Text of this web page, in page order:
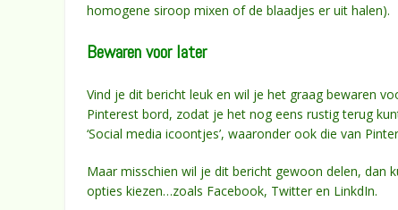
homogene siroop mixen of de blaadjes er uit halen).
Bewaren voor later
Vind je dit bericht leuk en wil je het graag bewaren
Pinterest bord, zodat je het nog eens rustig terug
‘Social media icoontjes’, waaronder ook die van
Maar misschien wil je dit bericht gewoon delen, dan
opties kiezen…zoals Facebook, Twitter en LinkdIn.